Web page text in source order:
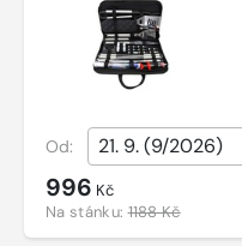
Od:
996 Kč
Na stánku:1188 Kč